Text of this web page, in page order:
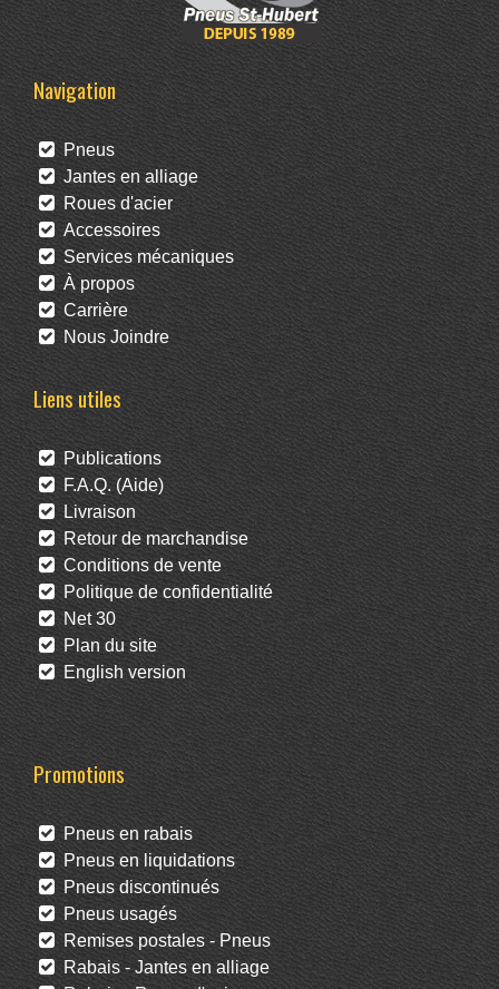
Navigation
Pneus
Jantes en alliage
Roues d'acier
Accessoires
Services mécaniques
À propos
Carrière
Nous Joindre
Liens utiles
Publications
F.A.Q. (Aide)
Livraison
Retour de marchandise
Conditions de vente
Politique de confidentialité
Net 30
Plan du site
English version
Promotions
Pneus en rabais
Pneus en liquidations
Pneus discontinués
Pneus usagés
Remises postales - Pneus
Rabais - Jantes en alliage